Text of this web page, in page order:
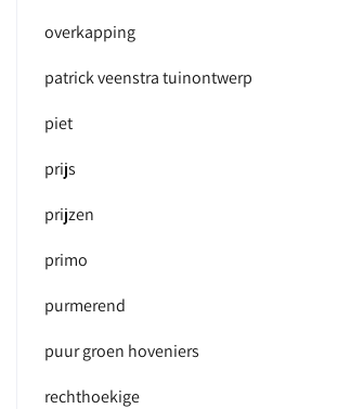
overkapping
patrick veenstra tuinontwerp
piet
prijs
prijzen
primo
purmerend
puur groen hoveniers
rechthoekige